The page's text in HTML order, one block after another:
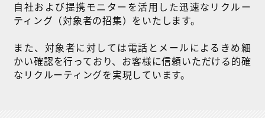
自社および提携モニターを活用した迅速なリクルー
ティング（対象者の招集）をいたします。
また、対象者に対しては電話とメールによるきめ細
かい確認を行っており、お客様に信頼いただける的確
なリクルーティングを実現しています。